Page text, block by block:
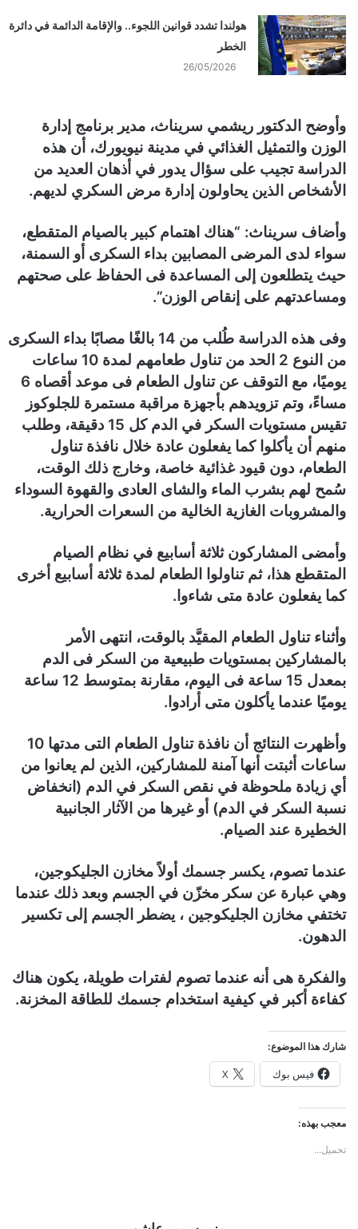
هولندا تشدد قوانين اللجوء.. والإقامة الدائمة في دائرة
الخطر
26/05/2026
وأوضح الدكتور ريشمي سريناث، مدير برنامج إدارة
الوزن والتمثيل الغذائي في مدينة نيويورك، أن هذه
الدراسة تجيب على سؤال يدور في أذهان العديد من
الأشخاص الذين يحاولون إدارة مرض السكري لديهم.
وأضاف سريناث: “هناك اهتمام كبير بالصيام المتقطع،
سواء لدى المرضى المصابين بداء السكرى أو السمنة،
حيث يتطلعون إلى المساعدة فى الحفاظ على صحتهم
ومساعدتهم على إنقاص الوزن”.
وفى هذه الدراسة طُلب من 14 بالغًا مصابًا بداء السكرى
من النوع 2 الحد من تناول طعامهم لمدة 10 ساعات
يوميًا، مع التوقف عن تناول الطعام فى موعد أقصاه 6
مساءً، وتم تزويدهم بأجهزة مراقبة مستمرة للجلوكوز
تقيس مستويات السكر في الدم كل 15 دقيقة، وطلب
منهم أن يأكلوا كما يفعلون عادة خلال نافذة تناول
الطعام، دون قيود غذائية خاصة، وخارج ذلك الوقت،
سُمح لهم بشرب الماء والشاى العادى والقهوة السوداء
والمشروبات الغازية الخالية من السعرات الحرارية.
وأمضى المشاركون ثلاثة أسابيع في نظام الصيام
المتقطع هذا، ثم تناولوا الطعام لمدة ثلاثة أسابيع أخرى
كما يفعلون عادة متى شاءوا.
وأثناء تناول الطعام المقيَّد بالوقت، انتهى الأمر
بالمشاركين بمستويات طبيعية من السكر فى الدم
بمعدل 15 ساعة فى اليوم، مقارنة بمتوسط 12 ساعة
يوميًا عندما يأكلون متى أرادوا.
وأظهرت النتائج أن نافذة تناول الطعام التى مدتها 10
ساعات أثبتت أنها آمنة للمشاركين، الذين لم يعانوا من
أي زيادة ملحوظة في نقص السكر في الدم (انخفاض
نسبة السكر في الدم) أو غيرها من الآثار الجانبية
الخطيرة عند الصيام.
عندما تصوم، يكسر جسمك أولاً مخازن الجليكوجين،
وهي عبارة عن سكر مخزّن في الجسم وبعد ذلك عندما
تختفي مخازن الجليكوجين ، يضطر الجسم إلى تكسير
الدهون.
والفكرة هى أنه عندما تصوم لفترات طويلة، يكون هناك
كفاءة أكبر في كيفية استخدام جسمك للطاقة المخزنة.
شارك هذا الموضوع:
فيس بوك X
معجب بهذه:
تحميل...